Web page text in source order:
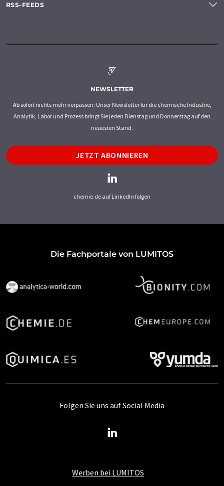
RSS-FEEDS
NEWSLETTER
Ab sofort nichts mehr verpassen: Unser Newsletter für die chemische Industrie,
Analytik, Labor und Prozess bringt Sie jeden Dienstag und Donnerstag auf den
neuesten Stand.
JETZT ABONNIEREN
chemie.de auf LinkedIn folgen
Die Fachportale von LUMITOS
Werben bei LUMITOS
Folgen Sie uns auf Social Media